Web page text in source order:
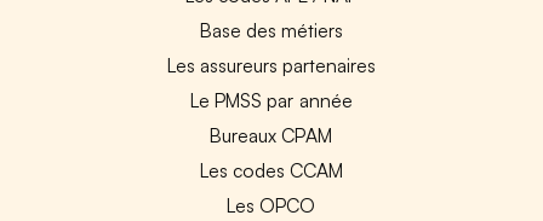
Base des métiers
Les assureurs partenaires
Le PMSS par année
Bureaux CPAM
Les codes CCAM
Les OPCO